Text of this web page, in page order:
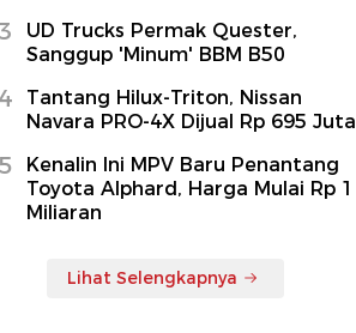
UD Trucks Permak Quester,
Sanggup 'Minum' BBM B50
Tantang Hilux-Triton, Nissan
Navara PRO-4X Dijual Rp 695 Juta
Kenalin Ini MPV Baru Penantang
Toyota Alphard, Harga Mulai Rp 1
Miliaran
Lihat Selengkapnya